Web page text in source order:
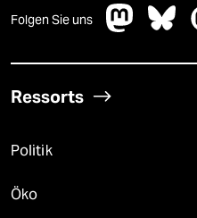
Folgen Sie uns
Ressorts
Politik
Öko